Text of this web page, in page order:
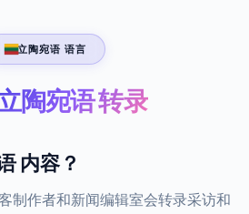
立陶宛语 语言
陶宛语 转录
内容？
制作者和新闻编辑室会转录采访和